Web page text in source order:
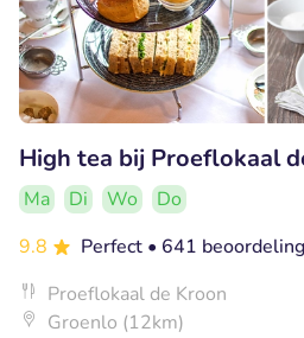
High tea bij Proeflokaal
Ma Di Wo
Do
9.8
Perfect • 641
Proeflokaal de Kroon
Groenlo (12km)